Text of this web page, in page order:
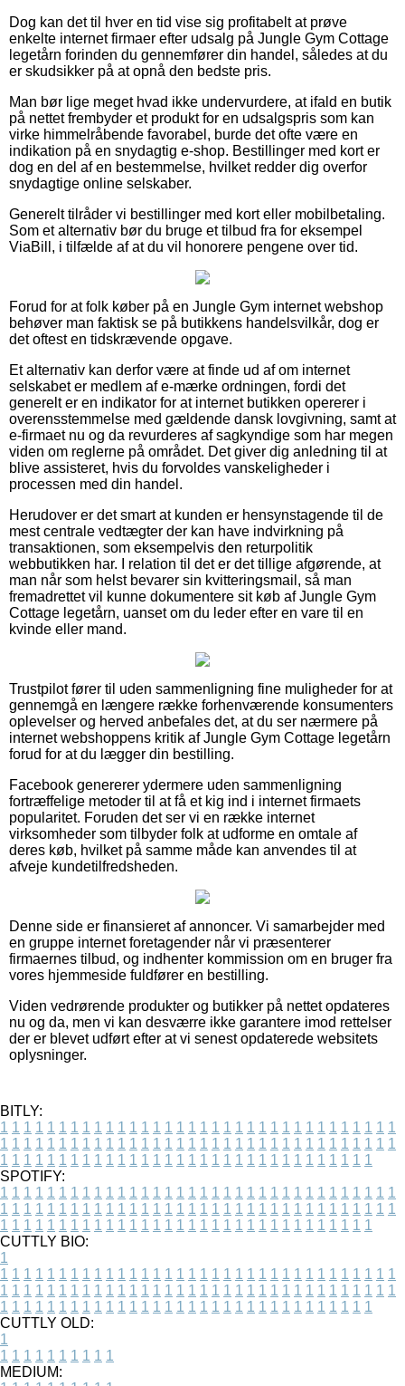
Dog kan det til hver en tid vise sig profitabelt at prøve
enkelte internet firmaer efter udsalg på Jungle Gym Cottage
legetårn forinden du gennemfører din handel, således at du
er skudsikker på at opnå den bedste pris.
Man bør lige meget hvad ikke undervurdere, at ifald en butik
på nettet frembyder et produkt for en udsalgspris som kan
virke himmelråbende favorabel, burde det ofte være en
indikation på en snydagtig e-shop. Bestillinger med kort er
dog en del af en bestemmelse, hvilket redder dig overfor
snydagtige online selskaber.
Generelt tilråder vi bestillinger med kort eller mobilbetaling.
Som et alternativ bør du bruge et tilbud fra for eksempel
ViaBill, i tilfælde af at du vil honorere pengene over tid.
Forud for at folk køber på en Jungle Gym internet webshop
behøver man faktisk se på butikkens handelsvilkår, dog er
det oftest en tidskrævende opgave.
Et alternativ kan derfor være at finde ud af om internet
selskabet er medlem af e-mærke ordningen, fordi det
generelt er en indikator for at internet butikken opererer i
overensstemmelse med gældende dansk lovgivning, samt at
e-firmaet nu og da revurderes af sagkyndige som har megen
viden om reglerne på området. Det giver dig anledning til at
blive assisteret, hvis du forvoldes vanskeligheder i
processen med din handel.
Herudover er det smart at kunden er hensynstagende til de
mest centrale vedtægter der kan have indvirkning på
transaktionen, som eksempelvis den returpolitik
webbutikken har. I relation til det er det tillige afgørende, at
man når som helst bevarer sin kvitteringsmail, så man
fremadrettet vil kunne dokumentere sit køb af Jungle Gym
Cottage legetårn, uanset om du leder efter en vare til en
kvinde eller mand.
Trustpilot fører til uden sammenligning fine muligheder for at
gennemgå en længere række forhenværende konsumenters
oplevelser og herved anbefales det, at du ser nærmere på
internet webshoppens kritik af Jungle Gym Cottage legetårn
forud for at du lægger din bestilling.
Facebook genererer ydermere uden sammenligning
fortræffelige metoder til at få et kig ind i internet firmaets
popularitet. Foruden det ser vi en række internet
virksomheder som tilbyder folk at udforme en omtale af
deres køb, hvilket på samme måde kan anvendes til at
afveje kundetilfredsheden.
Denne side er finansieret af annoncer. Vi samarbejder med
en gruppe internet foretagender når vi præsenterer
firmaernes tilbud, og indhenter kommission om en bruger fra
vores hjemmeside fuldfører en bestilling.
Viden vedrørende produkter og butikker på nettet opdateres
nu og da, men vi kan desværre ikke garantere imod rettelser
der er blevet udført efter at vi senest opdaterede websitets
oplysninger.
BITLY:
1 1 1 1 1 1 1 1 1 1 1 1 1 1 1 1 1 1 1 1 1 1 1 1 1 1 1 1 1 1 1 1 1 1
1 1 1 1 1 1 1 1 1 1 1 1 1 1 1 1 1 1 1 1 1 1 1 1 1 1 1 1 1 1 1 1 1 1
1 1 1 1 1 1 1 1 1 1 1 1 1 1 1 1 1 1 1 1 1 1 1 1 1 1 1 1 1 1 1 1
SPOTIFY:
1 1 1 1 1 1 1 1 1 1 1 1 1 1 1 1 1 1 1 1 1 1 1 1 1 1 1 1 1 1 1 1 1 1
1 1 1 1 1 1 1 1 1 1 1 1 1 1 1 1 1 1 1 1 1 1 1 1 1 1 1 1 1 1 1 1 1 1
1 1 1 1 1 1 1 1 1 1 1 1 1 1 1 1 1 1 1 1 1 1 1 1 1 1 1 1 1 1 1 1
CUTTLY BIO:
1
1 1 1 1 1 1 1 1 1 1 1 1 1 1 1 1 1 1 1 1 1 1 1 1 1 1 1 1 1 1 1 1 1 1
1 1 1 1 1 1 1 1 1 1 1 1 1 1 1 1 1 1 1 1 1 1 1 1 1 1 1 1 1 1 1 1 1 1
1 1 1 1 1 1 1 1 1 1 1 1 1 1 1 1 1 1 1 1 1 1 1 1 1 1 1 1 1 1 1 1
CUTTLY OLD:
1
1 1 1 1 1 1 1 1 1 1
MEDIUM: